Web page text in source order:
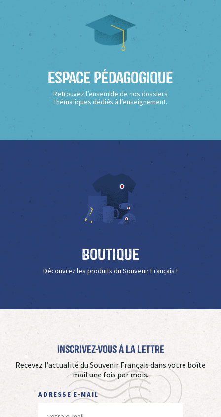
Espace Pédagogique
Retrouvez l’ensemble de nos dossiers
thématiques dédiés à l’enseignement.
Boutique
Découvrez les produits du Souvenir Français !
Inscrivez-vous à La Lettre
Recevez l’actualité du Souvenir Français dans votre boîte
mail une fois par mois.
ADRESSE E-MAIL